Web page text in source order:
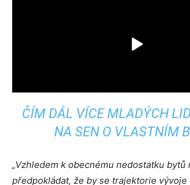
ČÍM DÁL VÍCE MLADÝCH
NA SEN O VLASTNÍM
„Vzhledem k obecnému nedostatku bytů
předpokládat, že by se trajektorie vývoje